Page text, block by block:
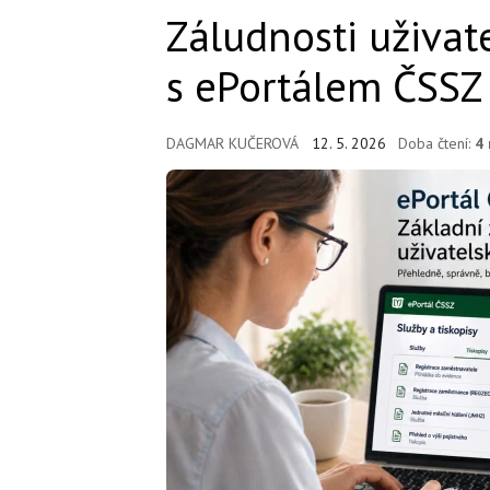
Záludnosti
s ePortálem ČSSZ
DAGMAR KUČEROVÁ 12. 5. 2026 Doba čtení: 4